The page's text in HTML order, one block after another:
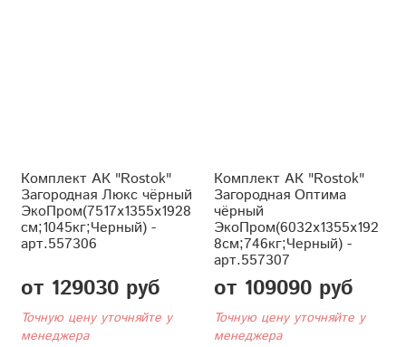
Комплект АК "Rostok"
Загородная Люкс чёрный
ЭкоПром(7517x1355x1928
см;1045кг;Черный) -
арт.557306
от 129030 руб
Точную цену уточняйте у
менеджера
Комплект АК "Rostok"
Загородная Оптима
чёрный
ЭкоПром(6032x1355x192
8см;746кг;Черный) -
арт.557307
от 109090 руб
Точную цену уточняйте у
менеджера